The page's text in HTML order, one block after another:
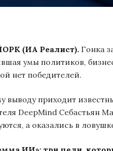
(ИА Реалист). Гонка
умы политиков,
нет победителей.
выводу приходит
DeepMind Себастьян
а оказались в